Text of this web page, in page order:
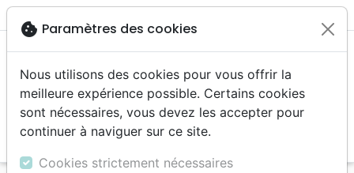
menu
cookie Paramètres des cookies
Nous utilisons des cookies pour vous offrir la
meilleure expérience possible. Certains cookies
sont nécessaires, vous devez les accepter pour
continuer à naviguer sur ce site.
Cookies strictement nécessaires